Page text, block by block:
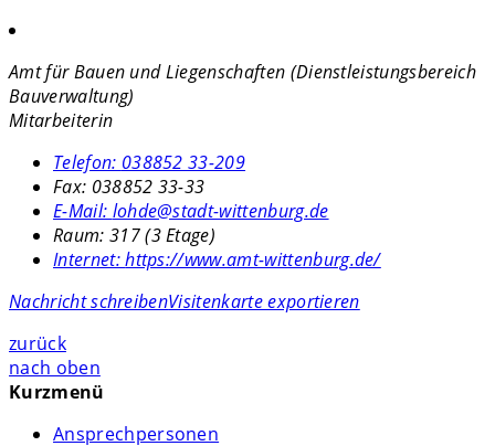
Amt für Bauen und Liegenschaften (Dienstleistungsbereich
Bauverwaltung)
Mitarbeiterin
Telefon: 038852 33-209
Fax: 038852 33-33
E-Mail: lohde@stadt-wittenburg.de
Raum: 317 (3 Etage)
Internet:https://www.amt-wittenburg.de/
Nachricht schreibenVisitenkarte exportieren
zurück
nach oben
Kurzmenü
Ansprechpersonen